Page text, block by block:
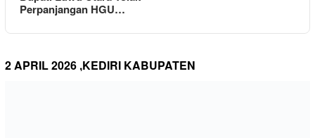
Perpanjangan HGU…
2 APRIL 2026 ,KEDIRI KABUPATEN